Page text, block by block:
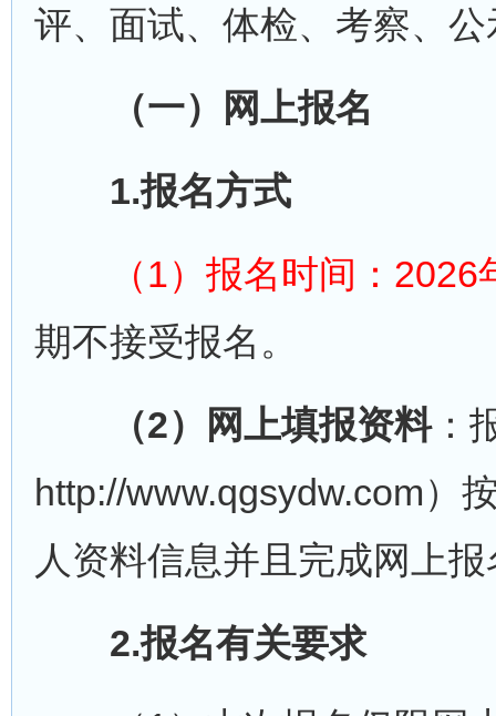
评、面试、体检、考察、
（一）网上报名
1.报名方式
（1）报名时间：
期不接受报名。
（2）网上填报资料：
http://www.qgsydw.com）
人资料信息并且完成网上
2.报名有关要求